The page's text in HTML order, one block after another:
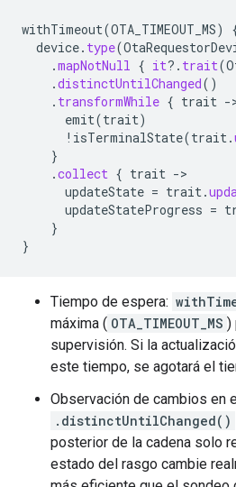
withTimeout(OTA_TIMEOUT_MS)
device. type(
.mapNotNull { it?. trait(
.distinctUntilChanged()
. transformWhile { trait -
emit(trait)
! isTerminalState(trait.
}
.collect { trait -
updateState = trait.
updateStateProgress =
}
}
Tiempo de espera:
máxima ( OTA_TIMEOUT_MS )
supervisión. Si la
este tiempo, se agotará el
Observación de cambios en
.distinctUntilChanged()
posterior de la cadena solo
estado del rasgo cambie